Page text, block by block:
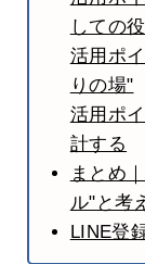
しての
活用ポ
りの場"
活用ポ
計する
まとめ
ル"と考
LINE登